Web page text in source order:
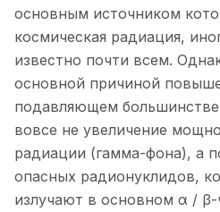
основным источником
космическая радиация,
известно почти всем.
основной причиной
подавляющем большинстве
вовсе не увеличение
радиации (гамма-фона), а
опасных радионуклидов,
излучают в основном α /